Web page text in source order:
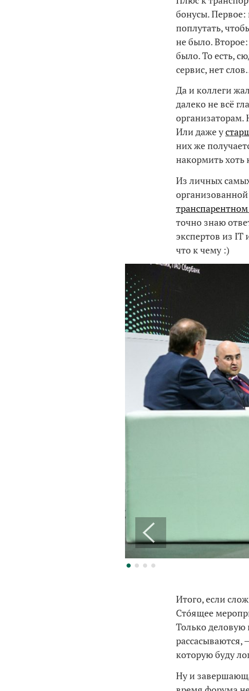
бонусы. Первое:
поплутать,
не было.
было. То есть,
сервис, нет
Да и коллеги
далеко не всё
организаторам.
Или даже у
них же
накормить хоть
Из личных
точно знаю
экспертов из IT
что к чему :)
Итого, если
Стóящее
Только деловую
рассасываются,
которую буду
Ну и